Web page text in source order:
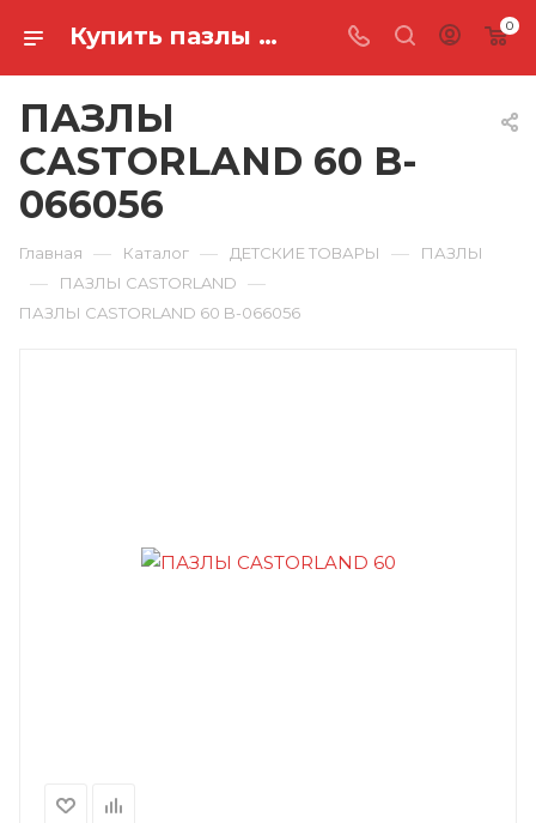
Купить пазлы castorland 60 B-066056 в Ростове-на-Дону 0
ПАЗЛЫ
CASTORLAND 60 B-
066056
Главная — Каталог — ДЕТСКИЕ ТОВАРЫ — ПАЗЛЫ
— ПАЗЛЫ CASTORLAND —
ПАЗЛЫ CASTORLAND 60 B-066056